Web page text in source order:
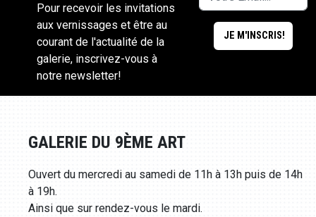
Pour recevoir les invitations
aux vernissages et être au
courant de l'actualité de la
galerie, inscrivez-vous à
notre newsletter!
GALERIE DU 9ÈME ART
Ouvert du mercredi au samedi de 11h à 13h puis de 14h
à 19h.
Ainsi que sur rendez-vous le mardi.